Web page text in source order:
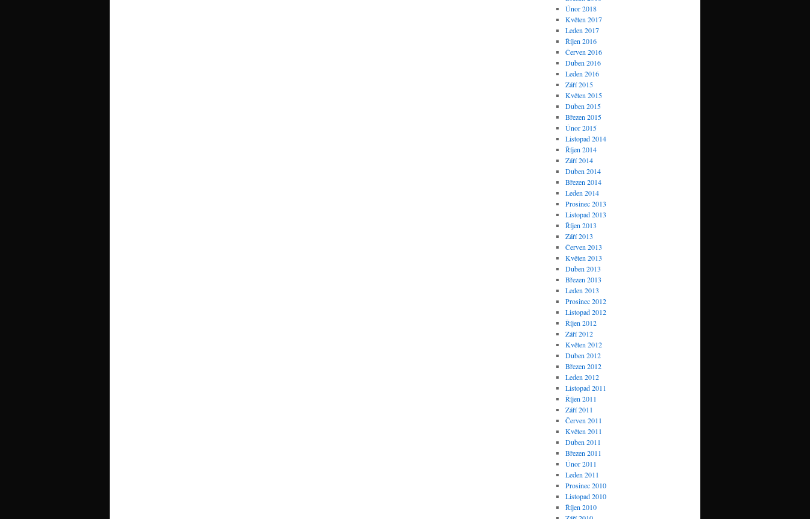
Únor 2018
Květen 2017
Leden 2017
Říjen 2016
Červen 2016
Duben 2016
Leden 2016
Září 2015
Květen 2015
Duben 2015
Březen 2015
Únor 2015
Listopad 2014
Říjen 2014
Září 2014
Duben 2014
Březen 2014
Leden 2014
Prosinec 2013
Listopad 2013
Říjen 2013
Září 2013
Červen 2013
Květen 2013
Duben 2013
Březen 2013
Leden 2013
Prosinec 2012
Listopad 2012
Říjen 2012
Září 2012
Květen 2012
Duben 2012
Březen 2012
Leden 2012
Listopad 2011
Říjen 2011
Září 2011
Červen 2011
Květen 2011
Duben 2011
Březen 2011
Únor 2011
Leden 2011
Prosinec 2010
Listopad 2010
Říjen 2010